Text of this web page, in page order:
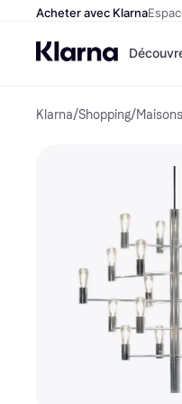
Acheter avec Klarna
Klarna/Shopping/